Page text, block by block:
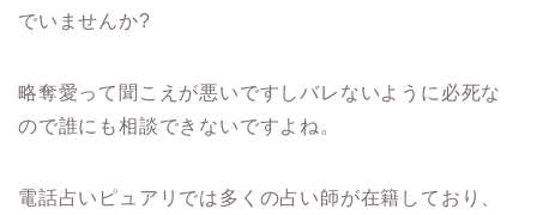
でいませんか?
略奪愛って聞こえが悪いですしバレないように必死な
ので誰にも相談できないですよね。
電話占いピュアリでは多くの占い師が在籍しており、